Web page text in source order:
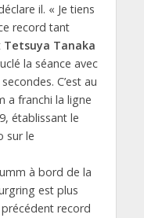
il. « Je tiens
record tant
Tetsuya Tanaka
la séance avec
C’est au
a franchi la ligne
établissant le
sur le
à bord de la
est plus
record